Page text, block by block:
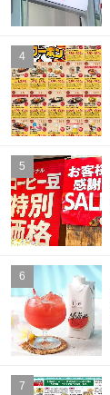
4
5
6
7